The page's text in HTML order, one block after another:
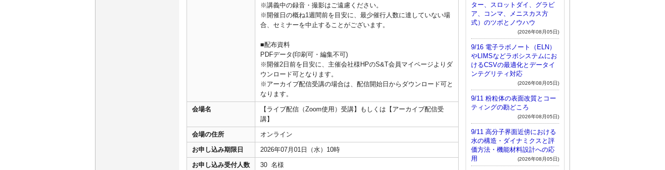
※講義中の録音・撮影はご遠慮ください。
※開催日の概ね1週間前を目安に、最少催行人数に達していない場
合、セミナーを中止することがございます。
■配布資料
PDFデータ(印刷可・編集不可)
※開催2日前を目安に、主催会社様HPのS&T会員マイページよりダ
ウンロード可となります。
※アーカイブ配信受講の場合は、配信開始日からダウンロード可と
なります。
会場名
【ライブ配信（Zoom使用）受講】もしくは【アーカイブ配信受
講】
会場の住所 オンライン
お申し込み期限日 2026年07月01日（水）10時
お申し込み受付人数 30 名様
ター、スロットダイ、グラビ
ア、コンマ、メニスカス方
式）のツボとノウハウ
(2026年08月05日)
9/16 電子ラボノート（ELN）
やLIMSなどラボシステムにお
けるCSVの最適化とデータイ
ンテグリティ対応
(2026年08月05日)
9/11 粉粒体の表面改質とコー
ティングの勘どころ
(2026年08月05日)
9/11 高分子界面近傍における
水の構造・ダイナミクスと評
価方法・機能材料設計への応
用
(2026年08月05日)